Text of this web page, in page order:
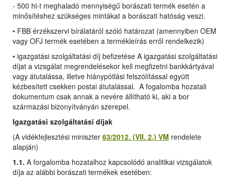
- 500 hl-t meghaladó mennyiségű borászati termék esetén a
minősítéshez szükséges mintákat a borászati hatóság veszi.
• FBB érzékszervi bírálatáról szóló határozat (amennyiben OEM
vagy OFJ termék esetében a termékleírás erről rendelkezik)
• igazgatási szolgáltatási díj befizetése A igazgatási szolgáltatási
díjat a vizsgálat megrendelésekor kell megfizetni bankkártyával
vagy átutalássa, illetve hiánypótlási felszólítással együtt
kézbesített csekken postai átutalással. A fogalomba hozatali
dokumentum csak annak a nevére állítható ki, aki a bor
származási bizonyítványán szerepel.
Igazgatási szolgáltatási díjak
(A vidékfejlesztési miniszter 63/2012. (VII. 2.) VM rendelete
alapján)
1.1. A forgalomba hozatalhoz kapcsolódó analitikai vizsgálatok
díja az alábbi borászati termékek esetében: